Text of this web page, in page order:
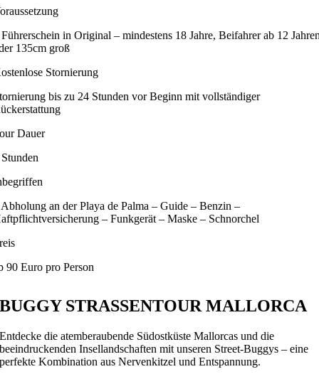
in Original – mindestens 18 Jahre, Beifahrer ab 12
135cm groß
Stornierung
bis zu 24 Stunden vor Beginn mit vollständiger
Dauer
an der Playa de Palma – Guide – Benzin –
– Funkgerät – Maske – Schnorchel
90 Euro pro Person
BUGGY STRASSENTOUR MALLORCA
Entdecke die atemberaubende Südostküste Mallorcas und die
beeindruckenden Insellandschaften mit unseren Street-Buggys – eine
perfekte Kombination aus Nervenkitzel und Entspannung.